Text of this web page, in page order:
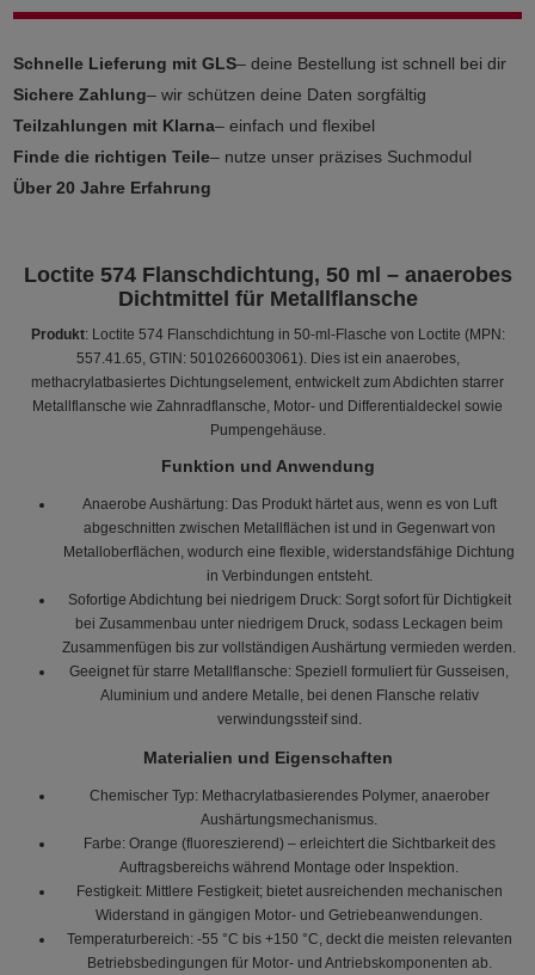
Schnelle Lieferung mit GLS– deine Bestellung ist schnell bei dir
Sichere Zahlung– wir schützen deine Daten sorgfältig
Teilzahlungen mit Klarna– einfach und flexibel
Finde die richtigen Teile– nutze unser präzises Suchmodul
Über 20 Jahre Erfahrung
Loctite 574 Flanschdichtung, 50 ml – anaerobes
Dichtmittel für Metallflansche
Produkt: Loctite 574 Flanschdichtung in 50-ml-Flasche von Loctite (MPN:
557.41.65, GTIN: 5010266003061). Dies ist ein anaerobes,
methacrylatbasiertes Dichtungselement, entwickelt zum Abdichten starrer
Metallflansche wie Zahnradflansche, Motor- und Differentialdeckel sowie
Pumpengehäuse.
Funktion und Anwendung
Anaerobe Aushärtung: Das Produkt härtet aus, wenn es von Luft
abgeschnitten zwischen Metallflächen ist und in Gegenwart von
Metalloberflächen, wodurch eine flexible, widerstandsfähige Dichtung
in Verbindungen entsteht.
Sofortige Abdichtung bei niedrigem Druck: Sorgt sofort für Dichtigkeit
bei Zusammenbau unter niedrigem Druck, sodass Leckagen beim
Zusammenfügen bis zur vollständigen Aushärtung vermieden werden.
Geeignet für starre Metallflansche: Speziell formuliert für Gusseisen,
Aluminium und andere Metalle, bei denen Flansche relativ
verwindungssteif sind.
Materialien und Eigenschaften
Chemischer Typ: Methacrylatbasierendes Polymer, anaerober
Aushärtungsmechanismus.
Farbe: Orange (fluoreszierend) – erleichtert die Sichtbarkeit des
Auftragsbereichs während Montage oder Inspektion.
Festigkeit: Mittlere Festigkeit; bietet ausreichenden mechanischen
Widerstand in gängigen Motor- und Getriebeanwendungen.
Temperaturbereich: -55 °C bis +150 °C, deckt die meisten relevanten
Betriebsbedingungen für Motor- und Antriebskomponenten ab.